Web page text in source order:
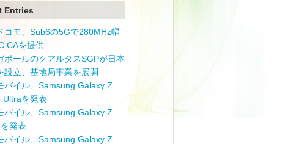
Entries
コモ、Sub6の5Gで280MHz幅
CAを提供
ポールのクアルタスSGPが日本
設立、基地局事業を展開
バイル、Samsung Galaxy Z
Ultraを発表
バイル、Samsung Galaxy Z
発表
バイル、Samsung Galaxy Z